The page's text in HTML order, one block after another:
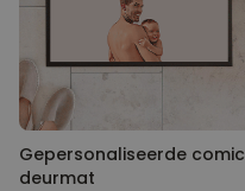
Gepersonaliseerde comic
deurmat